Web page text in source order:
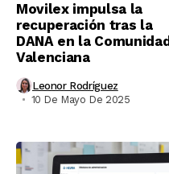
Movilex impulsa la
recuperación tras la
DANA en la Comunidad
Valenciana
Leonor Rodríguez
10 De Mayo De 2025